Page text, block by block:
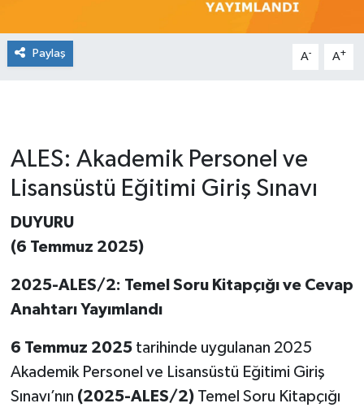
Paylaş A- A+
ALES: Akademik Personel ve
Lisansüstü Eğitimi Giriş Sınavı
DUYURU
(6 Temmuz 2025)
2025-ALES/2: Temel Soru Kitapçığı ve Cevap
Anahtarı Yayımlandı
6 Temmuz 2025 tarihinde uygulanan 2025
Akademik Personel ve Lisansüstü Eğitimi Giriş
Sınavı’nın (2025-ALES/2) Temel Soru Kitapçığı